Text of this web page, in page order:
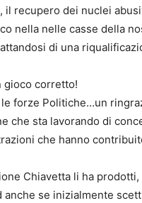
recupero dei nuclei
nella nelle casse della
di una
gioco corretto!
forze Politiche…un
che sta lavorando di
che hanno
Chiavetta li ha prodotti,
anche se inizialmente